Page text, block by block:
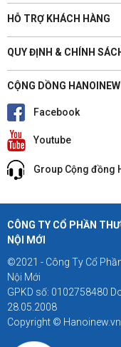
HỖ TRỢ KHÁCH HÀNG
QUY ĐỊNH & CHÍNH
CỘNG DỒNG HANOINEW
Facebook
Youtube
Group Cộng đồng
CÔNG TY CỔ PHẦN
NỘI MỚI
©2021 - Công Ty Cổ
Nội Mới
GPKD số: 0102758480
28.05.2008
Copyright ©